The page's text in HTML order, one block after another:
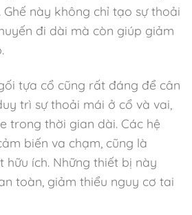
này không chỉ tạo sự thoải
đi dài mà còn giúp giảm
tựa cổ cũng rất đáng để cân
trì sự thoải mái ở cổ và vai,
trong thời gian dài. Các hệ
biến va chạm, cũng là
hữu ích. Những thiết bị này
toàn, giảm thiểu nguy cơ tai